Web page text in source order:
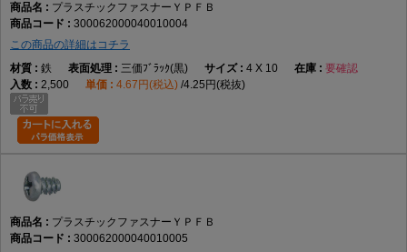
プラスチックファスナーＹＰＦＢ
300062000040010004
この商品の詳細はコチラ
鉄
三価ﾌﾞﾗｯｸ(黒) 4 X 10
要確認
2,500
4.67円(税込) 4.25円(税抜)
プラスチックファスナーＹＰＦＢ
300062000040010005